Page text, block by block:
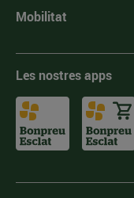
Mobilitat
Les nostres apps